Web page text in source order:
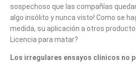
sospechoso que las compañías
algo insólito y nunca visto! Como se
medida, su aplicación a otros
Licencia para matar?
Los irregulares ensayos clínicos no